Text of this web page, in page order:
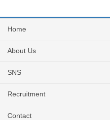
Home
About Us
SNS
Recruitment
Contact